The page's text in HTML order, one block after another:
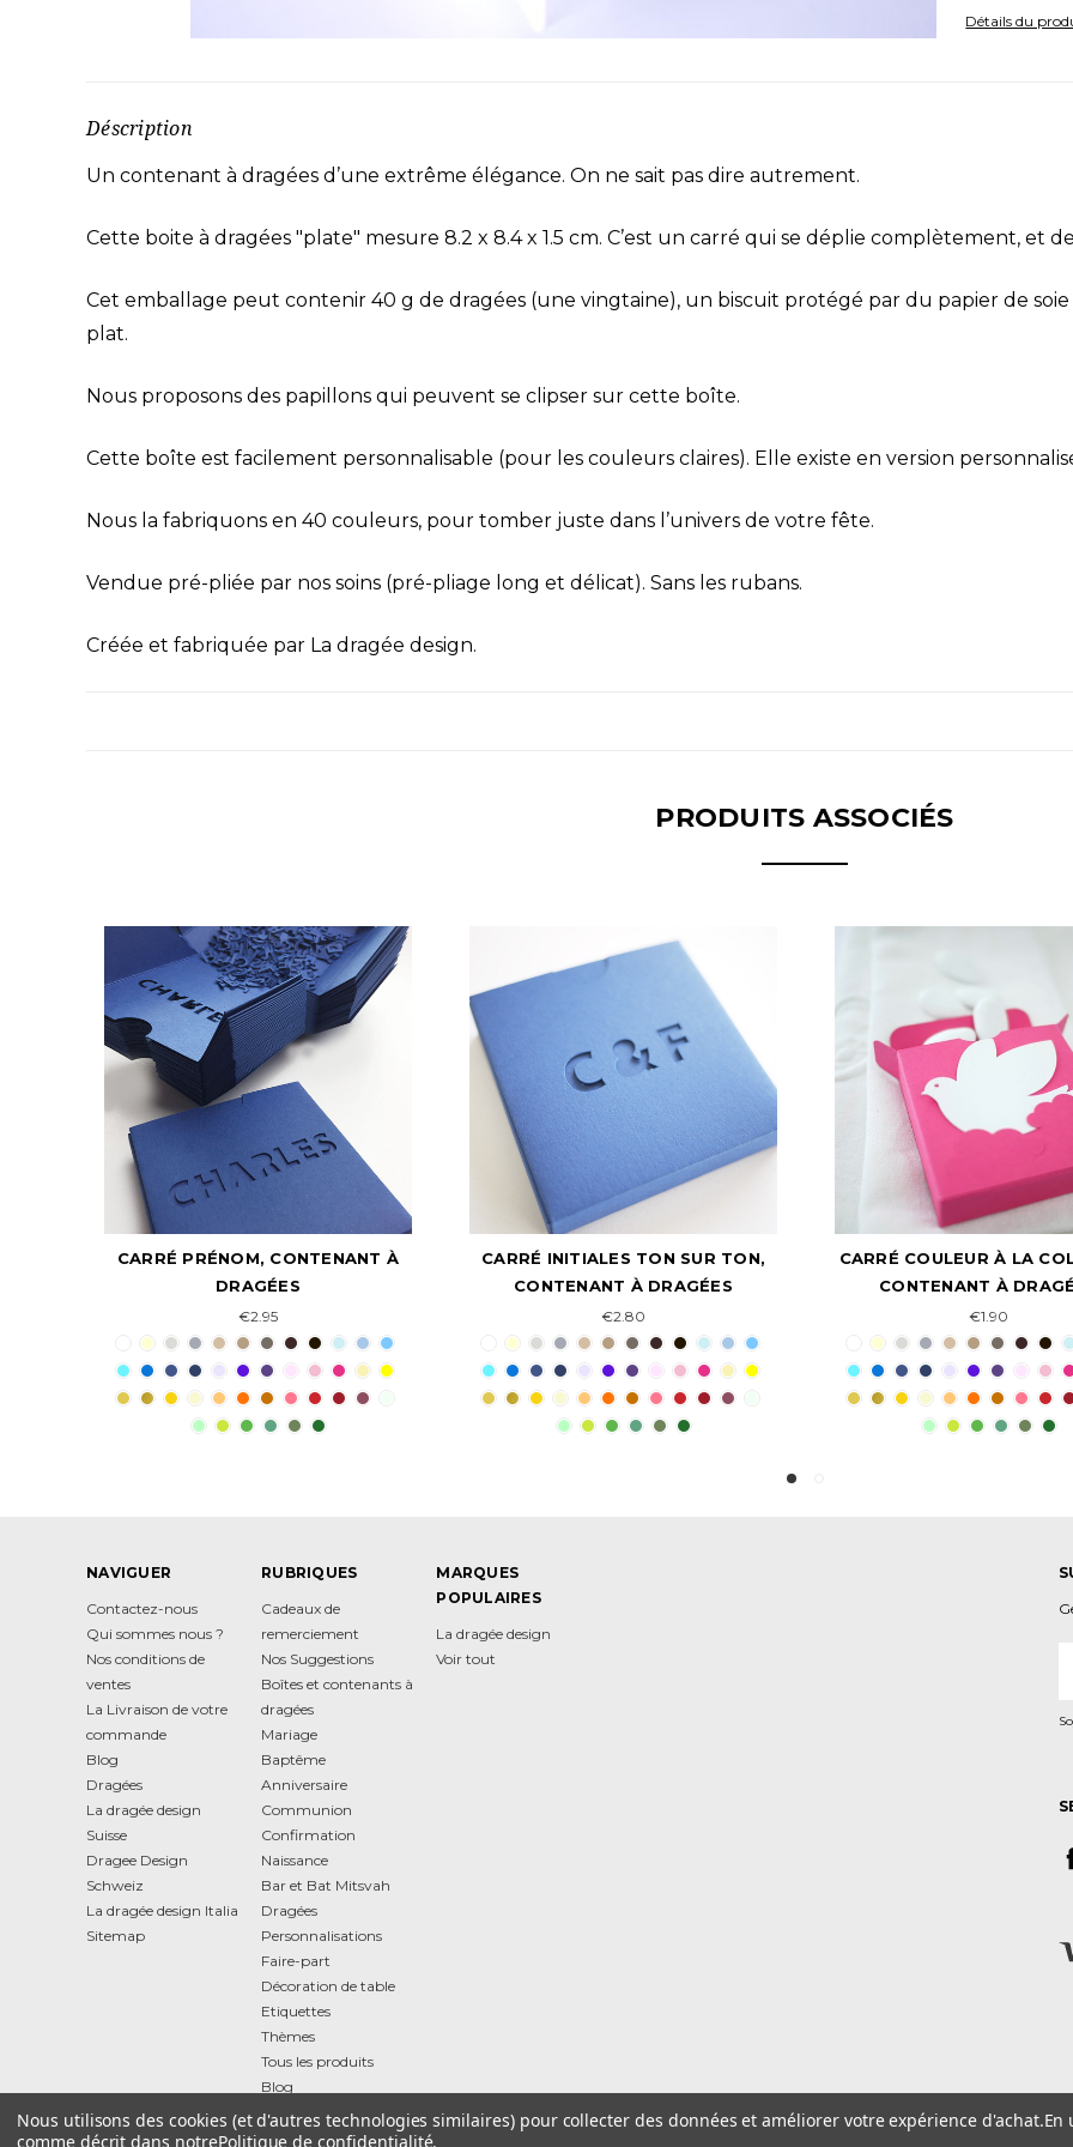
Détails du
Déscription
Un contenant à dragées d’une extrême élégance. On ne sait pas dire autrement.
Cette boite à dragées "plate" mesure 8.2 x 8.4 x 1.5 cm. C’est un carré qui se déplie complètement, et
Cet emballage peut contenir 40 g de dragées (une vingtaine), un biscuit protégé par du papier de
plat.
Nous proposons des papillons qui peuvent se clipser sur cette boîte.
Cette boîte est facilement personnalisable (pour les couleurs claires). Elle existe en version
Nous la fabriquons en 40 couleurs, pour tomber juste dans l’univers de votre fête.
Vendue pré-pliée par nos soins (pré-pliage long et délicat). Sans les rubans.
Créée et fabriquée par La dragée design.
PRODUITS ASSOCIÉS
CARRÉ INITIALES TON SUR TON,
CONTENANT À DRAGÉES
€2.80
CARRÉ COULEUR À LA COLOMBE :
CONTENANT À DRAGÉES
€1.90
KIT TON-SUR-TON,
À DRAGÉES EN
€17.50
NAVIGUER
Contactez-nous
Qui sommes nous ?
Nos conditions de
ventes
La Livraison de votre
commande
Blog
Dragées
La dragée design
Suisse
Dragee Design
Schweiz
La dragée design Italia
Sitemap
RUBRIQUES
Cadeaux de
remerciement
Nos Suggestions
Boîtes et contenants à
dragées
Mariage
Baptême
Anniversaire
Communion
Confirmation
Naissance
Bar et Bat Mitsvah
Dragées
Personnalisations
Faire-part
Décoration de table
Etiquettes
Thèmes
Tous les produits
Blog
MARQUES
POPULAIRES
La dragée design
Voir tout
Nous utilisons des cookies (et d'autres technologies similaires) pour collecter des données et améliorer votre expérience d'achat.En
comme décrit dans notrePolitique de confidentialité.